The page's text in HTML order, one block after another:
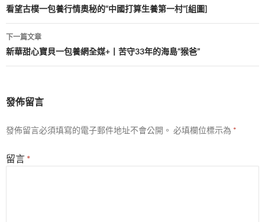
章
導
覽
看望古樸一包養行情奧秘的“中國打算生養第一村”[組圖]
下一篇文章
新華甜心寶貝一包養網全媒+丨苦守33年的海島“猴爸”
發佈留言
發佈留言必須填寫的電子郵件地址不會公開。 必填欄位標示為 *
留言 *